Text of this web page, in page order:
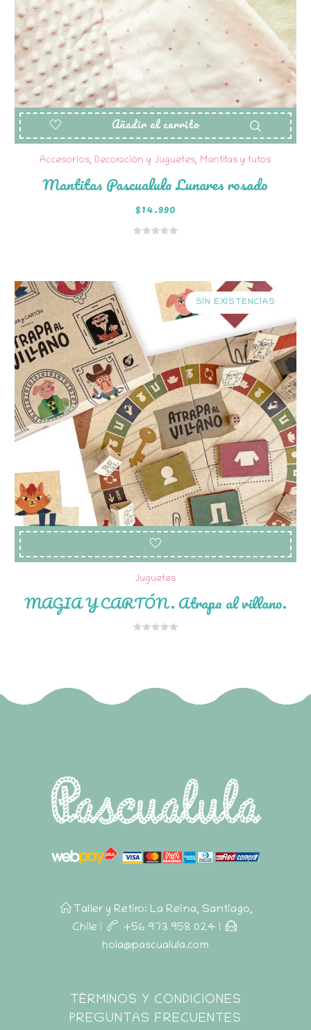
Añadir al carrito
Accesorios, Decoración y Juguetes, Mantitas y tutos
Mantitas Pascualula Lunares rosado
$14.990
SIN EXISTENCIAS
Juguetes
MAGIA Y CARTÓN. Atrapa al villano.
Taller y Retiro: La Reina, Santiago,
Chile | +56 973 958 024 |
hola@pascualula.com
Pascualula
TÉRMINOS Y CONDICIONES
PREGUNTAS FRECUENTES